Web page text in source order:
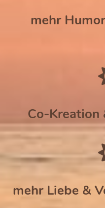
mehr
Co-Kreation
mehr Liebe &